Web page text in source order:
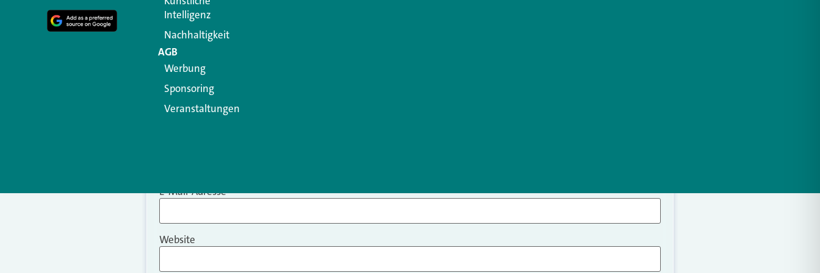
E-Mail-Adresse*
Website
Intelligenz
Nachhaltigkeit
AGB
Werbung
Sponsoring
Veranstaltungen